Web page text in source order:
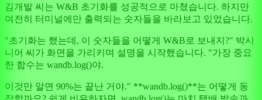
김개발 씨는 W&B 초기화를 성공적으로 마쳤습니다. 하지만
여전히 터미널에만 출력되는 숫자들을 바라보고 있었습니다.
"초기화는 했는데, 이 숫자들을 어떻게 W&B로 보내지?" 박시
니어 씨가 화면을 가리키며 설명을 시작했습니다. "가장 중요
한 함수는 wandb.log()야.
이것만 알면 90%는 끝난 거야." **wandb.log()**는 어떻게 동